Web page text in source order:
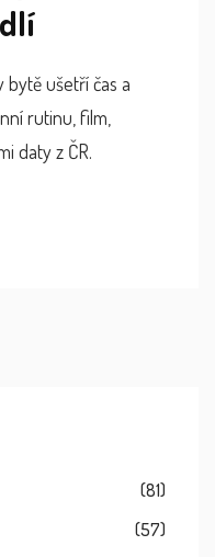
bytě ušetří čas a
rutinu, film,
daty z ČR.
(81)
(57)